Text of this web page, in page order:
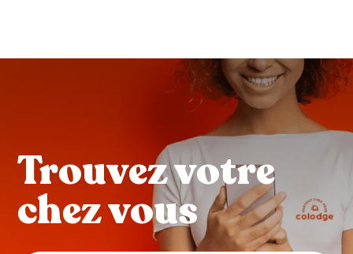
Trouvez votre
chez vous